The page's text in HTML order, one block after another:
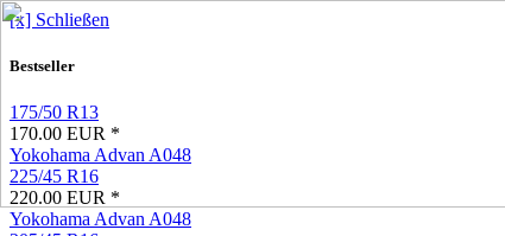
[x] Schließen
Bestseller
175/50 R13
170.00 EUR *
Yokohama Advan A048
225/45 R16
220.00 EUR *
Yokohama Advan A048